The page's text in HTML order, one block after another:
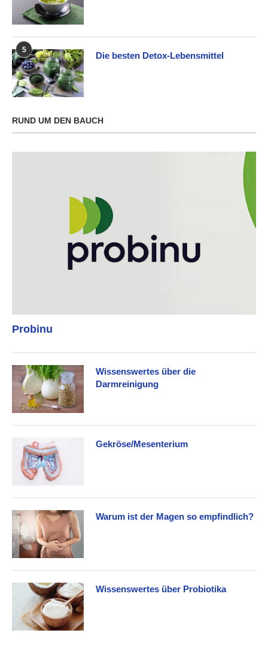
5
Die besten Detox-Lebensmittel
RUND UM DEN BAUCH
Probinu
Wissenswertes über die
Darmreinigung
Gekröse/Mesenterium
Warum ist der Magen so empfindlich?
Wissenswertes über Probiotika